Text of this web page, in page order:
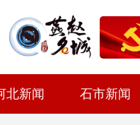
北新闻 石市新闻